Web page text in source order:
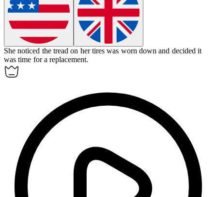
She noticed the tread on hertires was worn down and decided it
was time for a replacement.